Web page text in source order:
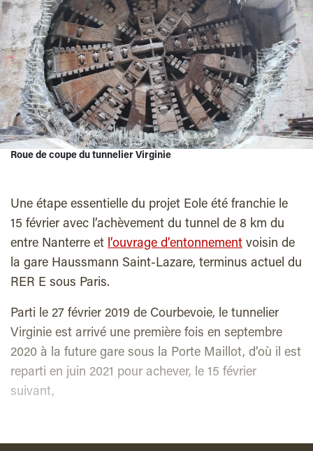
Roue de coupe du tunnelier Virginie
Une étape essentielle du projet Eole été franchie le
15 février avec l’achèvement du tunnel de 8 km du
entre Nanterre et l’ouvrage d’entonnement voisin de
la gare Haussmann Saint-Lazare, terminus actuel du
RER E sous Paris.
Parti le 27 février 2019 de Courbevoie, le tunnelier
Virginie est arrivé une première fois en septembre
2020 à la future gare sous la Porte Maillot, d’où il est
reparti en juin 2021 pour achever, le 15 février
suivant,